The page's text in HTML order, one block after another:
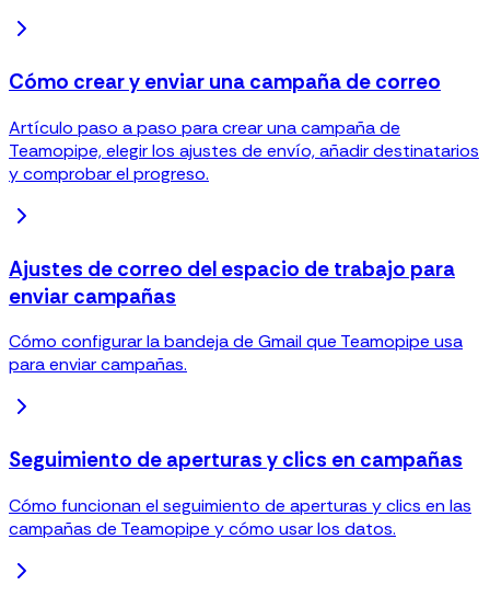
Cómo crear y enviar una campaña de correo
Artículo paso a paso para crear una campaña de
Teamopipe, elegir los ajustes de envío, añadir destinatarios
y comprobar el progreso.
Ajustes de correo del espacio de trabajo para
enviar campañas
Cómo configurar la bandeja de Gmail que Teamopipe usa
para enviar campañas.
Seguimiento de aperturas y clics en campañas
Cómo funcionan el seguimiento de aperturas y clics en las
campañas de Teamopipe y cómo usar los datos.